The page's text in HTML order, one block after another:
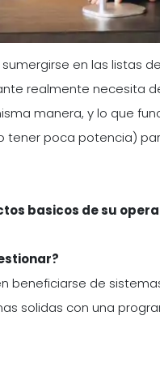
en las listas
realmente necesita
manera, y lo que
tener poca potencia)
basicos de su
beneficiarse de
solidas con una